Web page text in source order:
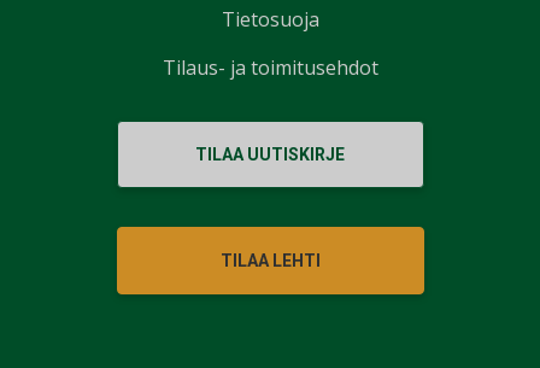
TILAA UUTISKIRJE
TILAA LEHTI
Tietosuoja
Tilaus- ja toimitusehdot